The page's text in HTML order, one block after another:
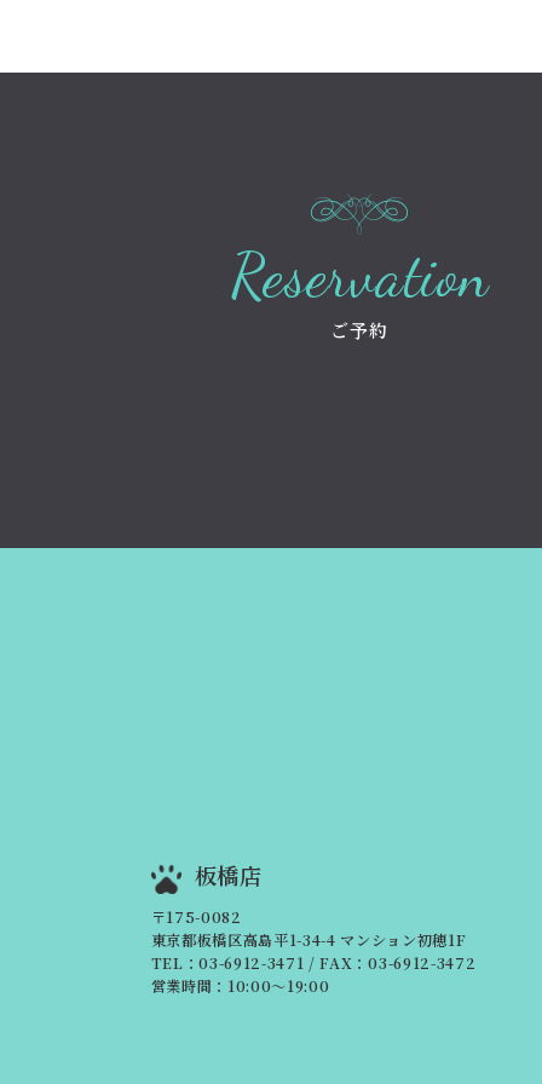
Reservation
ご予約
板橋店
〒175-0082
東京都板橋区高島平1-34-4 マンション初穂1F
TEL：03-6912-3471 / FAX：03-6912-3472
営業時間：10:00～19:00